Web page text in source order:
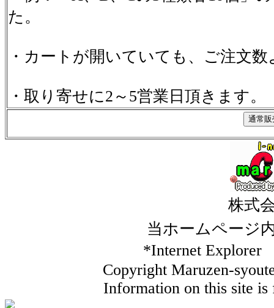
た。
・カートが開いていても、ご注文
・取り寄せに2～5営業日頂きます。
株式
当ホームページ
*Internet
Copyright Maruzen-
Information on this site is